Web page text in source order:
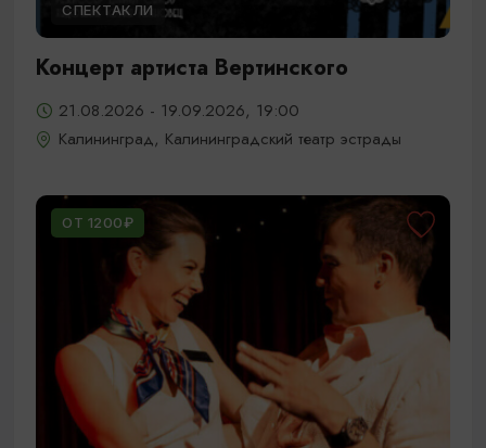
СПЕКТАКЛИ
Концерт артиста Вертинского
21.08.2026 - 19.09.2026, 19:00
Калининград, Калининградский театр эстрады
ОТ 1200₽